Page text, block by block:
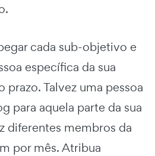
cada sub-objetivo e
específica da sua
Talvez uma pessoa
para aquela parte da sua
diferentes membros da
por mês. Atribua